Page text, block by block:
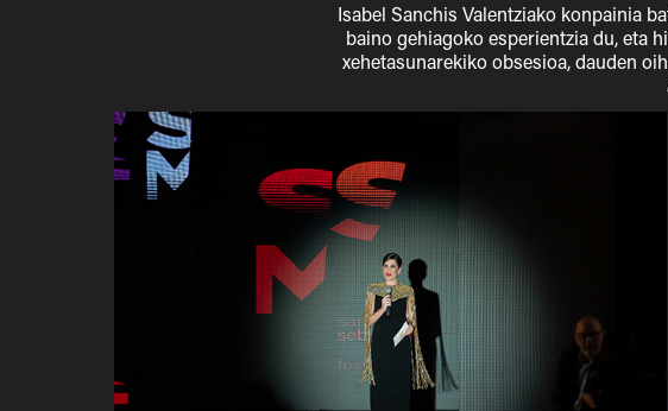
Isabel Sanchis Valentziako konpainia
baino gehiagoko esperientzia du, eta
xehetasunarekiko obsesioa, dauden